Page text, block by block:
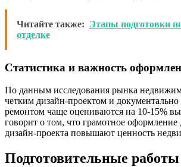
Читайте также: Этапы подготовки
отделке
Статистика и важность
По данным исследования рынка
четким дизайн-проектом и
ремонтом чаще оцениваются на 10-15%
говорит о том, что грамотное оформление
дизайн-проекта повышают ценность
Подготовительные работы